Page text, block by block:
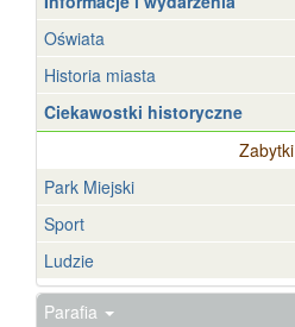
Oświata
Historia miasta
Ciekawostki historyczne
Zabytki
Park Miejski
Sport
Ludzie
Parafia